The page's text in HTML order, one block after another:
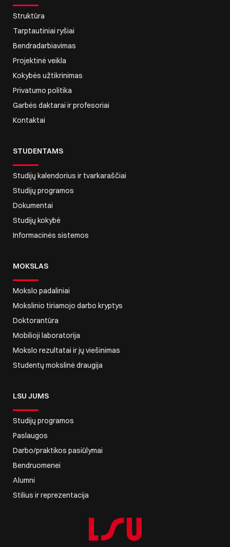
Struktūra
Tarptautiniai ryšiai
Bendradarbiavimas
Projektinė veikla
Kokybės užtikrinimas
Privatumo politika
Garbės daktarai ir profesoriai
Kontaktai
STUDENTAMS
Studijų kalendorius ir tvarkaraščiai
Studijų programos
Dokumentai
Studijų kokybė
Informacinės sistemos
MOKSLAS
Mokslo padaliniai
Mokslinio tiriamojo darbo kryptys
Doktorantūra
Mobilioji laboratorija
Mokslo rezultatai ir jų viešinimas
Studentų mokslinė draugija
LSU JUMS
Studijų programos
Paslaugos
Darbo/praktikos pasiūlymai
Bendruomenei
Alumni
Stilius ir reprezentacija